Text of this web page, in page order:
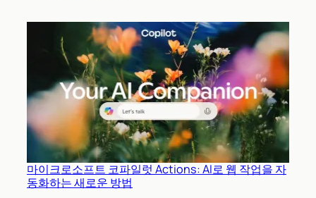
마이크로소프트 코파일럿 Actions: AI로 웹 작업을 자
동화하는 새로운 방법